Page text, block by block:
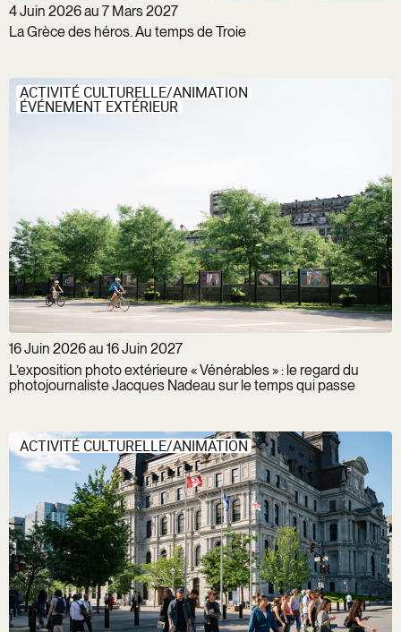
4 Juin 2026 au 7 Mars 2027
La Grèce des héros. Au temps de Troie
ACTIVITÉ CULTURELLE/ANIMATION
ÉVÉNEMENT EXTÉRIEUR
16 Juin 2026 au 16 Juin 2027
L’exposition photo extérieure « Vénérables » : le regard du
photojournaliste Jacques Nadeau sur le temps qui passe
ACTIVITÉ CULTURELLE/ANIMATION